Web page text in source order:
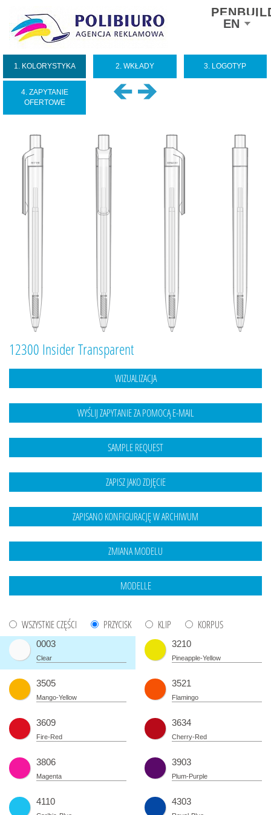
Select
yourEN
1. KOLORYSTYKA 2. WKŁADY 3. LOGOTYP
4. ZAPYTANIE
OFERTOWE
12300 Insider Transparent
WSZYSTKIE CZĘŚCI PRZYCISK KLIP KORPUS
0003
Clear
3210
Pineapple-Yellow
3505
Mango-Yellow
3521
Flamingo
3609
Fire-Red
3634
Cherry-Red
3806
Magenta
3903
Plum-Purple
4110 4303